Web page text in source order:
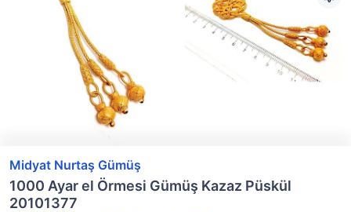
Midyat Nurtaş Gümüş
1000 Ayar el Örmesi Gümüş Kazaz Püskül
20101377